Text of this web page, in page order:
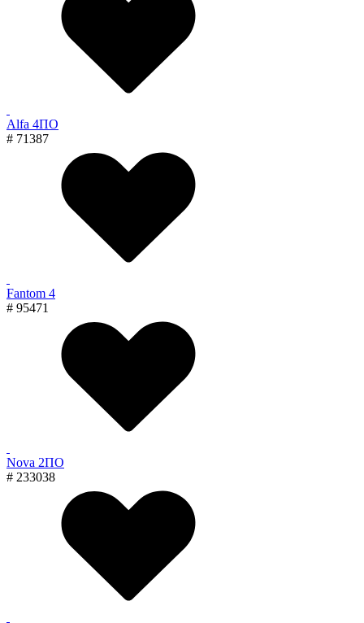
Alfa 4ПО
# 71387
Fantom 4
# 95471
Nova 2ПО
# 233038